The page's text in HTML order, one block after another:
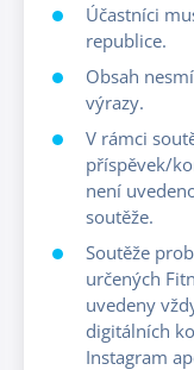
Účastníci
republice.
Obsah
výrazy.
V rámci
příspěvek/
není
soutěže.
Soutěže
určených
uvedeny
digitálních
Instagram